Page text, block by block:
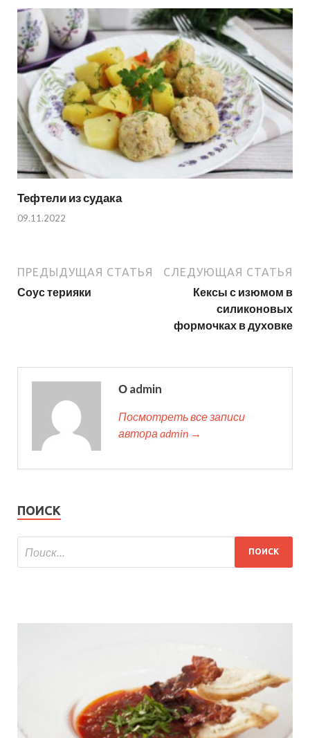
Тефтели из судака
09.11.2022
ПРЕДЫДУЩАЯ СТАТЬЯ
Соус терияки
СЛЕДУЮЩАЯ СТАТЬЯ
Кексы с изюмом в
силиконовых
формочках в духовке
О admin
Посмотреть все записи
автора admin →
ПОИСК